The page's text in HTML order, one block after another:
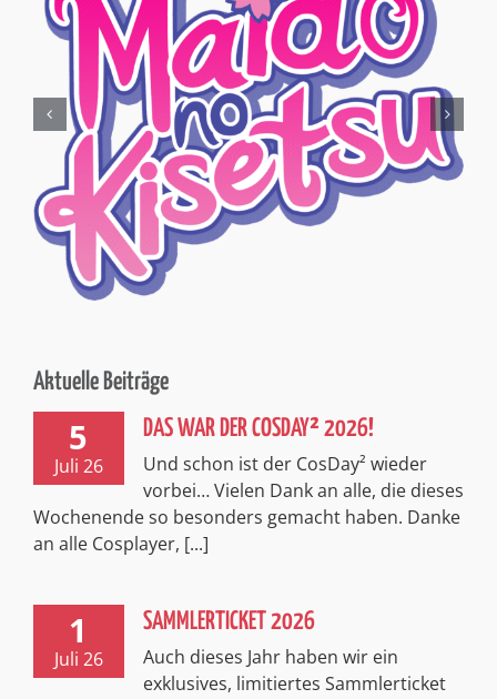
Aktuelle Beiträge
5
Juli 26
DAS WAR DER COSDAY² 2026!
Und schon ist der CosDay² wieder
vorbei… Vielen Dank an alle, die dieses
Wochenende so besonders gemacht haben. Danke
an alle Cosplayer, [...]
1
Juli 26
SAMMLERTICKET 2026
Auch dieses Jahr haben wir ein
exklusives, limitiertes Sammlerticket